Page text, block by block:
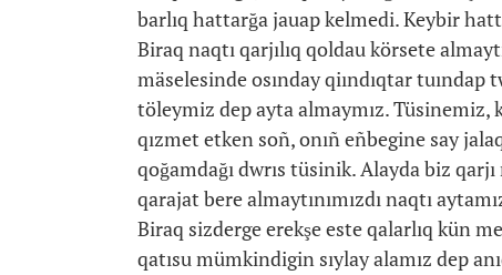
barlıq hattarğa jauap kelmedi. Keybir
Biraq naqtı qarjılıq qoldau körsete
mäselesinde osınday qiındıqtar tuındap
töleymiz dep ayta almaymız. Tüsinemiz,
qızmet etken soñ, onıñ eñbegine say
qoğamdağı dwrıs tüsinik. Alayda biz
qarajat bere almaytınımızdı naqtı
Biraq sizderge erekşe este qalarlıq kün
qatısu mümkindigin sıylay alamız dep